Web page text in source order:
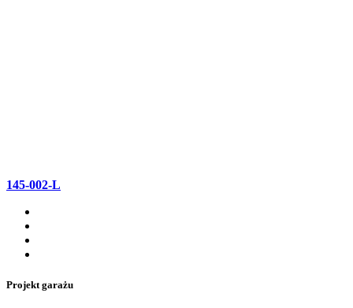
145-002-L
Projekt garażu